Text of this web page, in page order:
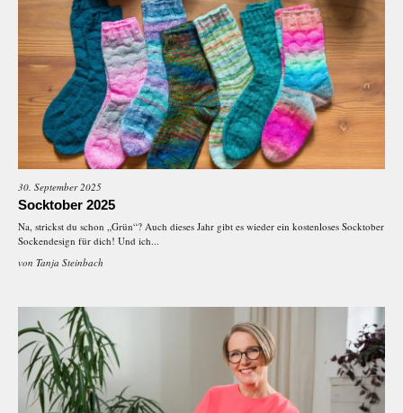
30. September 2025
Socktober 2025
Na, strickst du schon „Grün“? Auch dieses Jahr gibt es wieder ein kostenloses Socktober
Sockendesign für dich! Und ich...
von Tanja Steinbach